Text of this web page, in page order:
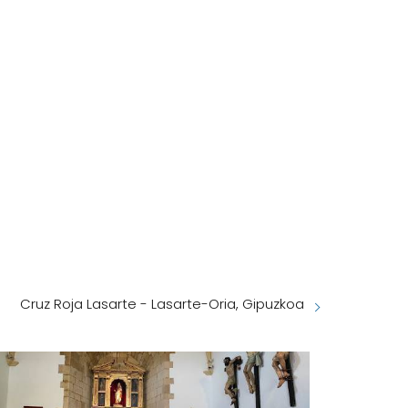
Cruz Roja Lasarte - Lasarte-Oria, Gipuzkoa